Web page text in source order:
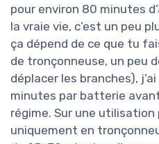
pour environ 80 minutes
la vraie vie, c’est un peu
ça dépend de ce que tu
de tronçonneuse, un peu
déplacer les branches),
minutes par batterie
régime. Sur une
uniquement en